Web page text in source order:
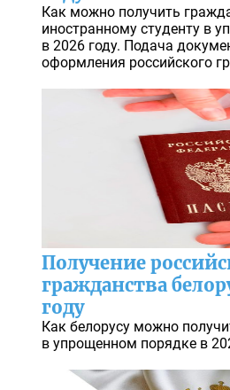
Как можно получить
иностранному студенту в
в 2026 году. Подача
оформления российского
Получение
гражданства
году
Как белорусу можно
в упрощенном порядке в